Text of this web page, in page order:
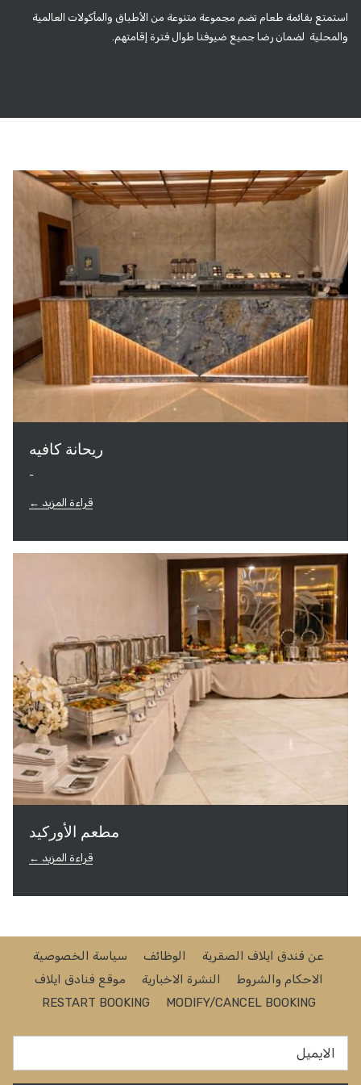
استمتع بقائمة طعام تضم مجموعة متنوعة من الأطباق والمأكولات العالمية
والمحلية لضمان رضا جميع ضيوفنا طوال فترة إقامتهم.
ريحانة كافيه
-
قراءة المزيد
مطعم الأوركيد
قراءة المزيد
عن فندق ايلاف الصقرية الوظائف
سياسة الخصوصية
الاحكام والشروط
النشرة الاخبارية موقع فنادق ايلافيفتح
تبويب
MODIFY/CANCEL BOOKING
RESTART BOOKING